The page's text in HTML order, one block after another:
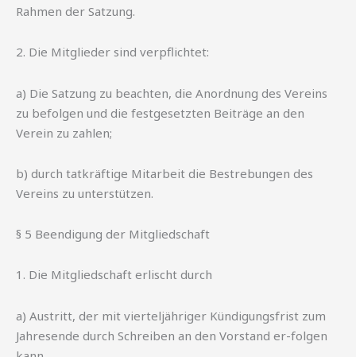
Rahmen der Satzung.
2. Die Mitglieder sind verpflichtet:
a) Die Satzung zu beachten, die Anordnung des Vereins
zu befolgen und die festgesetzten Beiträge an den
Verein zu zahlen;
b) durch tatkräftige Mitarbeit die Bestrebungen des
Vereins zu unterstützen.
§ 5 Beendigung der Mitgliedschaft
1. Die Mitgliedschaft erlischt durch
a) Austritt, der mit vierteljähriger Kündigungsfrist zum
Jahresende durch Schreiben an den Vorstand er-folgen